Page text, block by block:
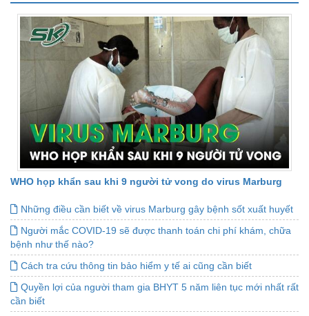
WHO họp khẩn sau khi 9 người tử vong do virus Marburg
Những điều cần biết về virus Marburg gây bệnh sốt xuất huyết
Người mắc COVID-19 sẽ được thanh toán chi phí khám, chữa
bệnh như thế nào?
Cách tra cứu thông tin bảo hiểm y tế ai cũng cần biết
Quyền lợi của người tham gia BHYT 5 năm liên tục mới nhất rất
cần biết